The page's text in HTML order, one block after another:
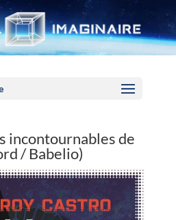
incontournables de
/ Babelio)